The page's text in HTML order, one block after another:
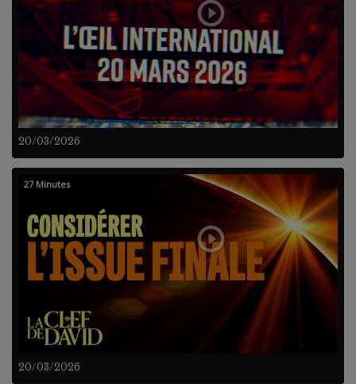
20/03/2026
20/03/2026
27 Minutes